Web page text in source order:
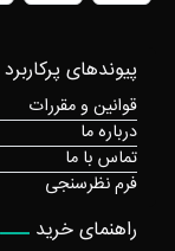
پیوندهای پرکاربرد
قوانین و مقررات
درباره ما
تماس با ما
فرم نظرسنجی
راهنمای خرید